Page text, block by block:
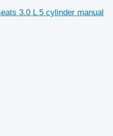
3.0 L 5 cylinder manual